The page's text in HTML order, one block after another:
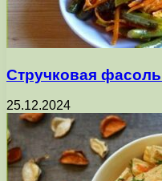
Стручковая
25.12.2024